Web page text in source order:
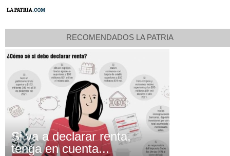
RECOMENDADOS LA PATRIA
Si va a declarar renta,
tenga en cuenta...